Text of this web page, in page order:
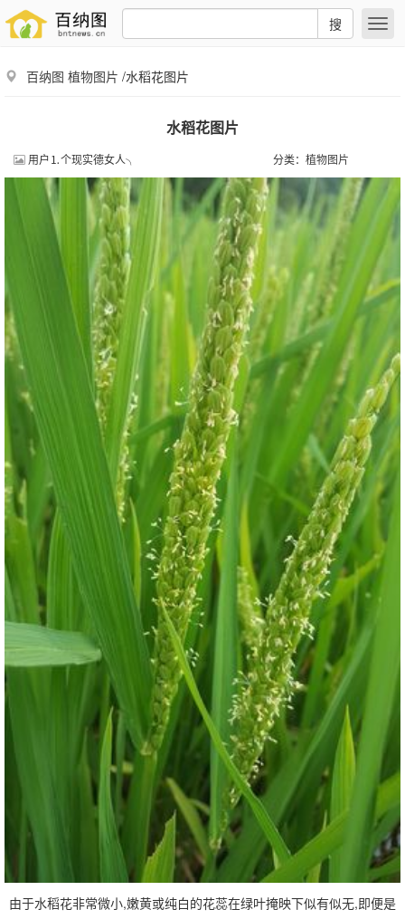
搜
百纳图 植物图片 /水稻花图片
水稻花图片
用户⒈个现实德女人╮ 分类： 植物图片
由于水稻花非常微小,嫩黄或纯白的花蕊在绿叶掩映下似有似无,即便是